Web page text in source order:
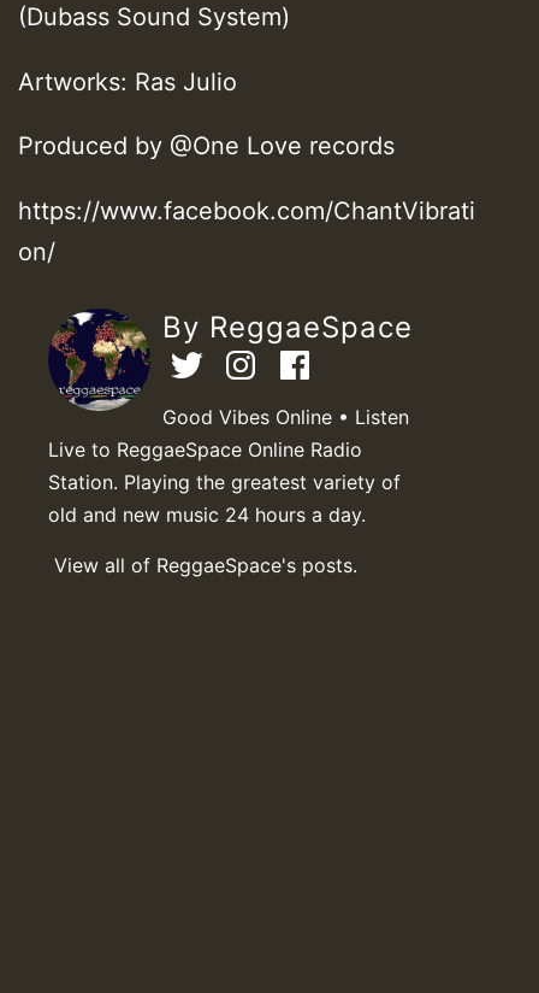
(Dubass Sound System)
Artworks: Ras Julio
Produced by @One Love records
https://www.facebook.com/ChantVibrati
on/
By ReggaeSpace
Good Vibes Online • Listen
Live to ReggaeSpace Online Radio
Station. Playing the greatest variety of
old and new music 24 hours a day.
View all of ReggaeSpace's posts.